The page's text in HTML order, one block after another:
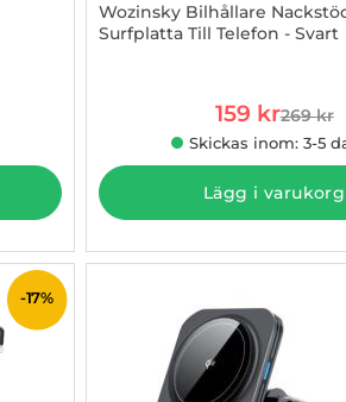
Wozinsky Bilhållare
Surfplatta Till Telefon - Svart
rea pris
159 krtidigare
269 kr
Skickas inom: 3-5
Lägg i varukorg
-17%